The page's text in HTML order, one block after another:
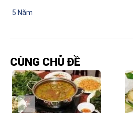
5 Năm
CÙNG CHỦ ĐỀ